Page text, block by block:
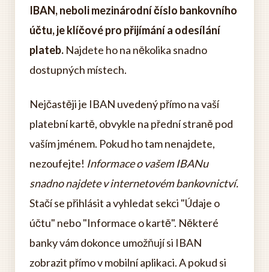
IBAN, neboli mezinárodní číslo bankovního
účtu, je klíčové pro přijímání a odesílání
plateb. Najdete ho na několika snadno
dostupných místech.
Nejčastěji je IBAN uvedený přímo na vaší
platební kartě, obvykle na přední straně pod
vaším jménem. Pokud ho tam nenajdete,
nezoufejte! Informace o vašem IBANu
snadno najdete v internetovém bankovnictví.
Stačí se přihlásit a vyhledat sekci "Údaje o
účtu" nebo "Informace o kartě". Některé
banky vám dokonce umožňují si IBAN
zobrazit přímo v mobilní aplikaci. A pokud si